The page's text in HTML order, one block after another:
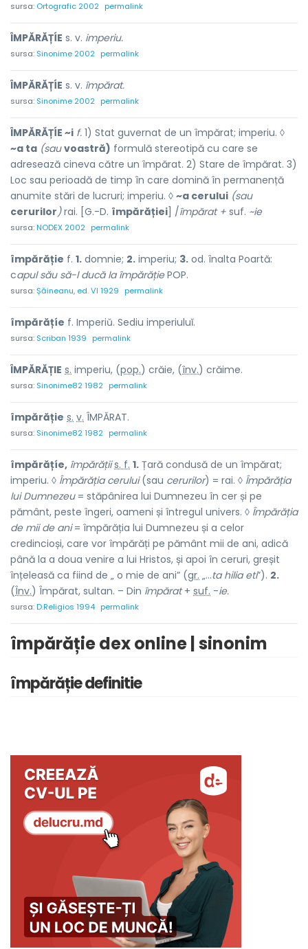
sursa: Ortografic 2002 permalink
ÎMPĂRĂȚÍE s. v. imperiu.
sursa: Sinonime 2002 permalink
ÎMPĂRĂȚÍE s. v. împărat.
sursa: Sinonime 2002 permalink
ÎMPĂRĂȚÍE ~i f. 1) Stat guvernat de un împărat; imperiu. ◊
~a ta (sau voastră) formulă stereotipă cu care se
adresează cineva către un împărat. 2) Stare de împărat. 3)
Loc sau perioadă de timp în care domină în permanență
anumite stări de lucruri; imperiu. ◊ ~a cerului (sau
cerurilor)rai. [G.-D. împărăției ] /împărat + suf. ~ie
sursa:NODEX 2002 permalink
împărăție f. 1. domnie; 2. imperiu; 3. od. înalta Poartă:
capul său să-l ducă la împărățiePOP.
sursa:Șăineanu, ed. VI 1929 permalink
împărățíe f. Imperiŭ. Sediu imperiuluĭ.
sursa: Scriban 1939 permalink
ÎMPĂRĂȚIE s. imperiu, (pop.) crăie, (înv.) crăime.
sursa: Sinonime82 1982 permalink
împărăție s. v. ÎMPĂRAT.
sursa: Sinonime82 1982 permalink
împărățíe, împărății s. f. 1. Țară condusă de un împărat;
imperiu. ◊ Împărăția cerului(sau cerurilor) = rai. ◊ Împărăția
lui Dumnezeu= stăpânirea lui Dumnezeu în cer și pe
pământ, peste îngeri, oameni și întregul univers. ◊ Împărăția
de mii de ani= împărăția lui Dumnezeu și a celor
credincioși, care vor împărăți pe pământ mii de ani, adică
până la a doua venire a lui Hristos, și apoi în ceruri, greșit
înțeleasă ca fiind de „ o mie de ani” (gr. „...ta hilia eti”). 2.
(Înv.) Împărat, sultan. – Din împărat+ suf. -ie.
sursa:D.Religios 1994 permalink
împărăție dex online | sinonim
împărăție definitie